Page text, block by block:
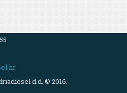
d.d. © 2016.